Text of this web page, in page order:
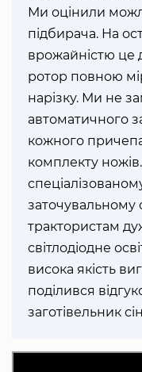
Ми оцінили
підбирача. На
врожайністю це
ротор повною
нарізку. Ми не
автоматичного
кожного
комплекту
заточувальному
трактористам
світлодіодне
висока якість
поділився
заготівельник